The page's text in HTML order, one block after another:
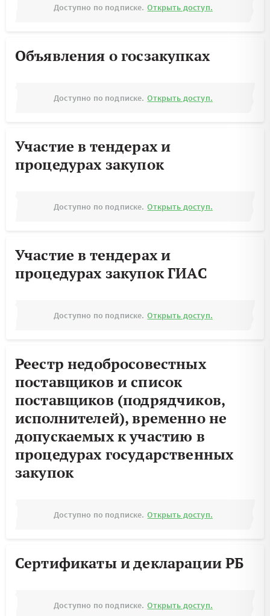
Доступно по подписке. Открыть доступ.
Объявления о госзакупках
Доступно по подписке. Открыть доступ.
Участие в тендерах и
процедурах закупок
Доступно по подписке. Открыть доступ.
Участие в тендерах и
процедурах закупок ГИАС
Доступно по подписке. Открыть доступ.
Реестр недобросовестных
поставщиков и список
поставщиков (подрядчиков,
исполнителей), временно не
допускаемых к участию в
процедурах государственных
закупок
Доступно по подписке. Открыть доступ.
Сертификаты и декларации РБ
Доступно по подписке. Открыть доступ.